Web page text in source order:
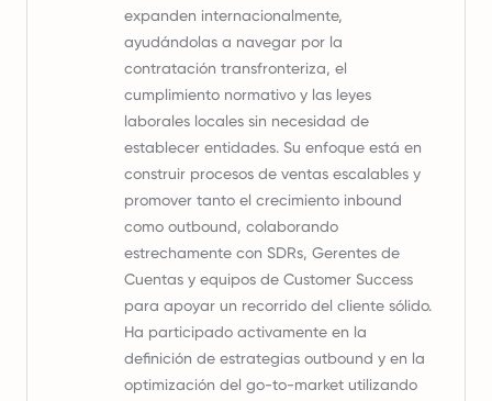
expanden internacionalmente,
ayudándolas a navegar por la
contratación transfronteriza, el
cumplimiento normativo y las leyes
laborales locales sin necesidad de
establecer entidades. Su enfoque está en
construir procesos de ventas escalables y
promover tanto el crecimiento inbound
como outbound, colaborando
estrechamente con SDRs, Gerentes de
Cuentas y equipos de Customer Success
para apoyar un recorrido del cliente sólido.
Ha participado activamente en la
definición de estrategias outbound y en la
optimización del go-to-market utilizando